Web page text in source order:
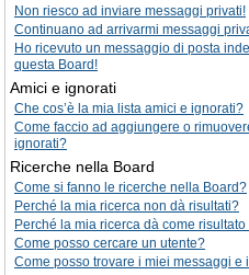
Non riesco ad inviare messaggi privati!
Continuano ad arrivarmi messaggi
Ho ricevuto un messaggio di posta
questa Board!
Amici e ignorati
Che cos’è la mia lista amici e ignorati?
Come faccio ad aggiungere o
ignorati?
Ricerche nella Board
Come si fanno le ricerche nella Board?
Perché la mia ricerca non dà risultati?
Perché la mia ricerca dà come
Come posso cercare un utente?
Come posso trovare i miei messaggi e